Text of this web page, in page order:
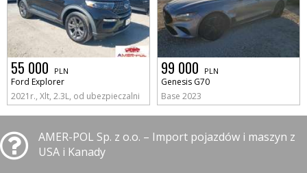
55 000 PLN
Ford Explorer
2021r., Xlt, 2.3L, od ubezpieczalni
99 000 PLN
Genesis G70
Base 2023
AMER-POL Sp. z o.o. – Import pojazdów i maszyn z
USA i Kanady